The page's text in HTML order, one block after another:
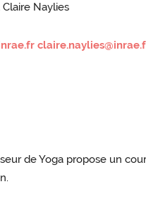
Naylies
de Yoga propose un